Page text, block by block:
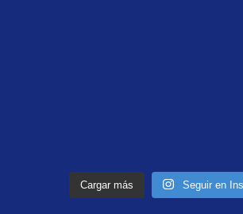
Cargar más Seguir en